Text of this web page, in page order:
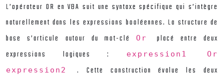
L’opérateur OR en VBA suit une syntaxe spécifique qui s’intègre
naturellement dans les expressions booléennes. La structure de
base s’articule autour du mot-cléOr placé entre deux
expressions logiques :
expression1 Or
expression2 . Cette construction évalue les deux